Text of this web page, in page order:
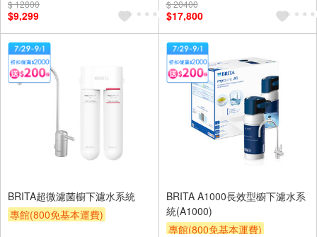
滿額贈券
$ 12800
$9,299
滿額贈券
$ 20400
$17,800
BRITA超微濾菌櫥下濾水系統
專館(800免基本運費)
BRITA A1000長效型櫥下濾水系
統(A1000)
專館(800免基本運費)